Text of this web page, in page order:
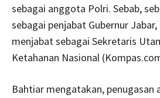
sebagai anggota Polri. Sebab,
sebagai penjabat Gubernur
menjabat sebagai Sekretaris
Ketahanan Nasional
Bahtiar mengatakan, penugasan